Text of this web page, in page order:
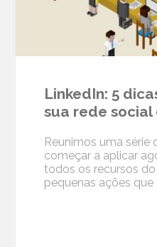
LinkedIn: 5
sua rede social
Reunimos uma série
começar a aplicar
todos os recursos do
pequenas ações